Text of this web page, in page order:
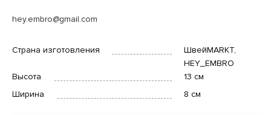
hey.embro@gmail.com
Страна изготовления
ШвейMARKT,
HEY_EMBRO
Высота
13 см
Ширина
8 см